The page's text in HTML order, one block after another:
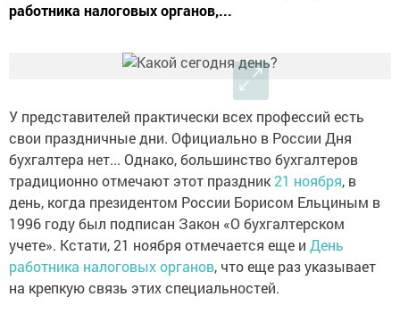
работника налоговых органов,...
У представителей практически всех профессий есть
свои праздничные дни. Официально в России Дня
бухгалтера нет... Однако, большинство бухгалтеров
традиционно отмечают этот праздник21 ноября, в
день, когда президентом России Борисом Ельциным в
1996 году был подписан Закон «О бухгалтерском
учете». Кстати, 21 ноября отмечается еще и День
работника налоговых органов, что еще раз указывает
на крепкую связь этих специальностей.